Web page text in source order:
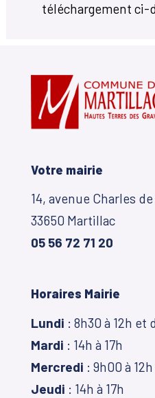
téléchargement ci-
Votre mairie
14, avenue Charles
33650 Martillac
05 56 72 71 20
Horaires Mairie
Lundi : 8h30 à 12h et
Mardi : 14h à 17h
Mercredi : 9h00 à
Jeudi : 14h à 17h